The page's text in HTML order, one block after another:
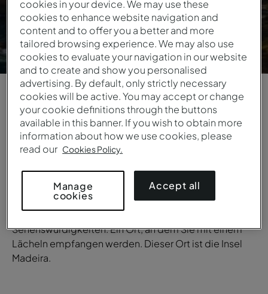
ÜBERBLICK
Die Insel Madeira
Stellen Sie sich einen Ort vor, mit herrlicher Natur,
umgeben von ruhigem, warmem Meerwasser, mit
außergewöhnlich gutem Essen und beeindruckenden
Sehenswürdigkeiten. Ein Ort, an dem Sie mit einem
Lächeln empfangen werden. Dieser Ort ist die Insel
Madeira.
1/5
cookies in your device. We may use these
cookies to enhance website navigation and
content and to offer you a better and more
tailored browsing experience. We may also use
cookies to evaluate your navigation in our website
and to create and show you personalised
advertising. By default, only strictly necessary
cookies will be active. You may accept or change
your cookie definitions through the buttons
available in this banner. If you wish to obtain more
information about how we use cookies, please
read our Cookies Policy.
Manage
cookies
Accept all